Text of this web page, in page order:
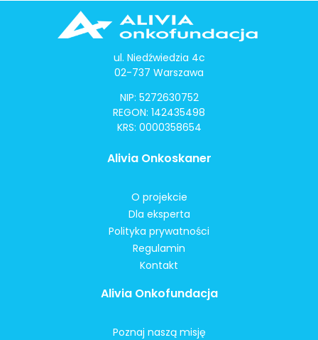
ul. Niedźwiedzia 4c
02-737 Warszawa
NIP: 5272630752
REGON: 142435498
KRS: 0000358654
Alivia Onkoskaner
O projekcie
Dla eksperta
Polityka prywatności
Regulamin
Kontakt
Alivia Onkofundacja
Poznaj naszą misję